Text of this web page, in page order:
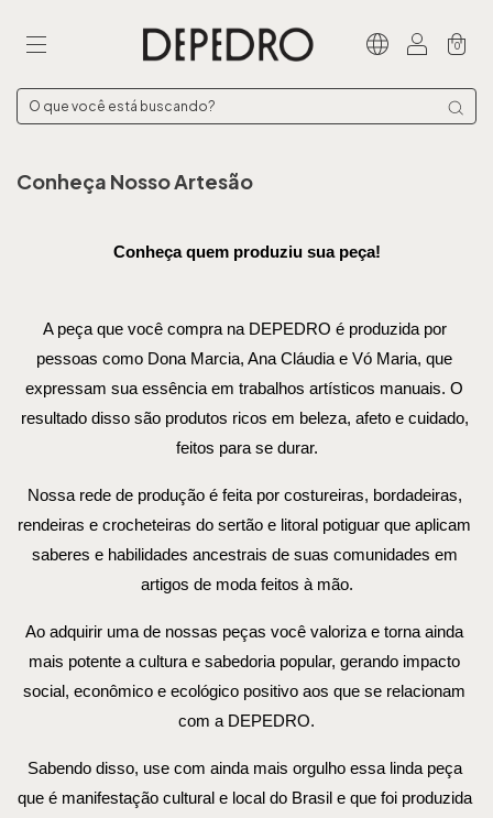
0
Conheça Nosso Artesão
Conheça quem produziu sua peça!
A peça que você compra na DEPEDRO é produzida por
pessoas como Dona Marcia, Ana Cláudia e Vó Maria, que
expressam sua essência em trabalhos artísticos manuais. O
resultado disso são produtos ricos em beleza, afeto e cuidado,
feitos para se durar.
Nossa rede de produção é feita por costureiras, bordadeiras,
rendeiras e crocheteiras do sertão e litoral potiguar que aplicam
saberes e habilidades ancestrais de suas comunidades em
artigos de moda feitos à mão.
Ao adquirir uma de nossas peças você valoriza e torna ainda
mais potente a cultura e sabedoria popular, gerando impacto
social, econômico e ecológico positivo aos que se relacionam
com a DEPEDRO.
Sabendo disso, use com ainda mais orgulho essa linda peça
que é manifestação cultural e local do Brasil e que foi produzida